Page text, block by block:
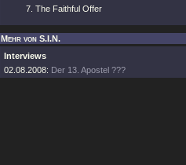
The Faithful Offer
Mehr von S.I.N.
Interviews
02.08.2008: Der 13. Apostel ???